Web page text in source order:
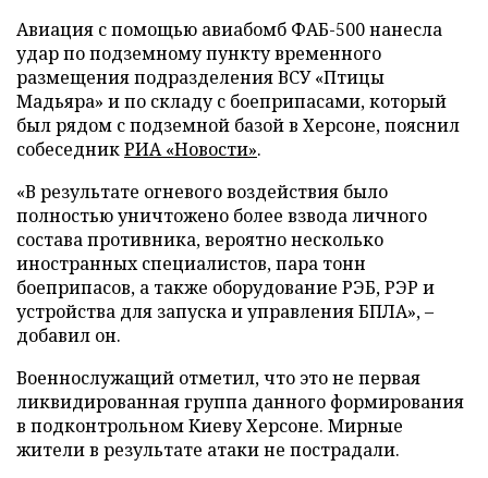
Авиация с помощью авиабомб ФАБ-500 нанесла
удар по подземному пункту временного
размещения подразделения ВСУ «Птицы
Мадьяра» и по складу с боеприпасами, который
был рядом с подземной базой в Херсоне, пояснил
собеседникРИА «Новости».
«В результате огневого воздействия было
полностью уничтожено более взвода личного
состава противника, вероятно несколько
иностранных специалистов, пара тонн
боеприпасов, а также оборудование РЭБ, РЭР и
устройства для запуска и управления БПЛА», –
добавил он.
Военнослужащий отметил, что это не первая
ликвидированная группа данного формирования
в подконтрольном Киеву Херсоне. Мирные
жители в результате атаки не пострадали.